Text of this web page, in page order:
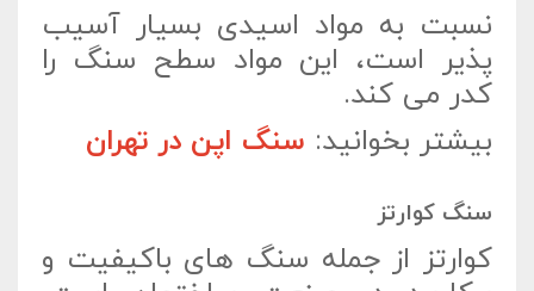
نسبت به مواد اسیدی بسیار آسیب
پذیر است، این مواد سطح سنگ را
کدر می کند.
بیشتر بخوانید: سنگ اپن در تهران
سنگ کوارتز
کوارتز از جمله سنگ های باکیفیت و